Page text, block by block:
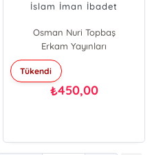
İslam İman İbadet
Osman Nuri Topbaş
Erkam Yayınları
Tükendi
₺450,00